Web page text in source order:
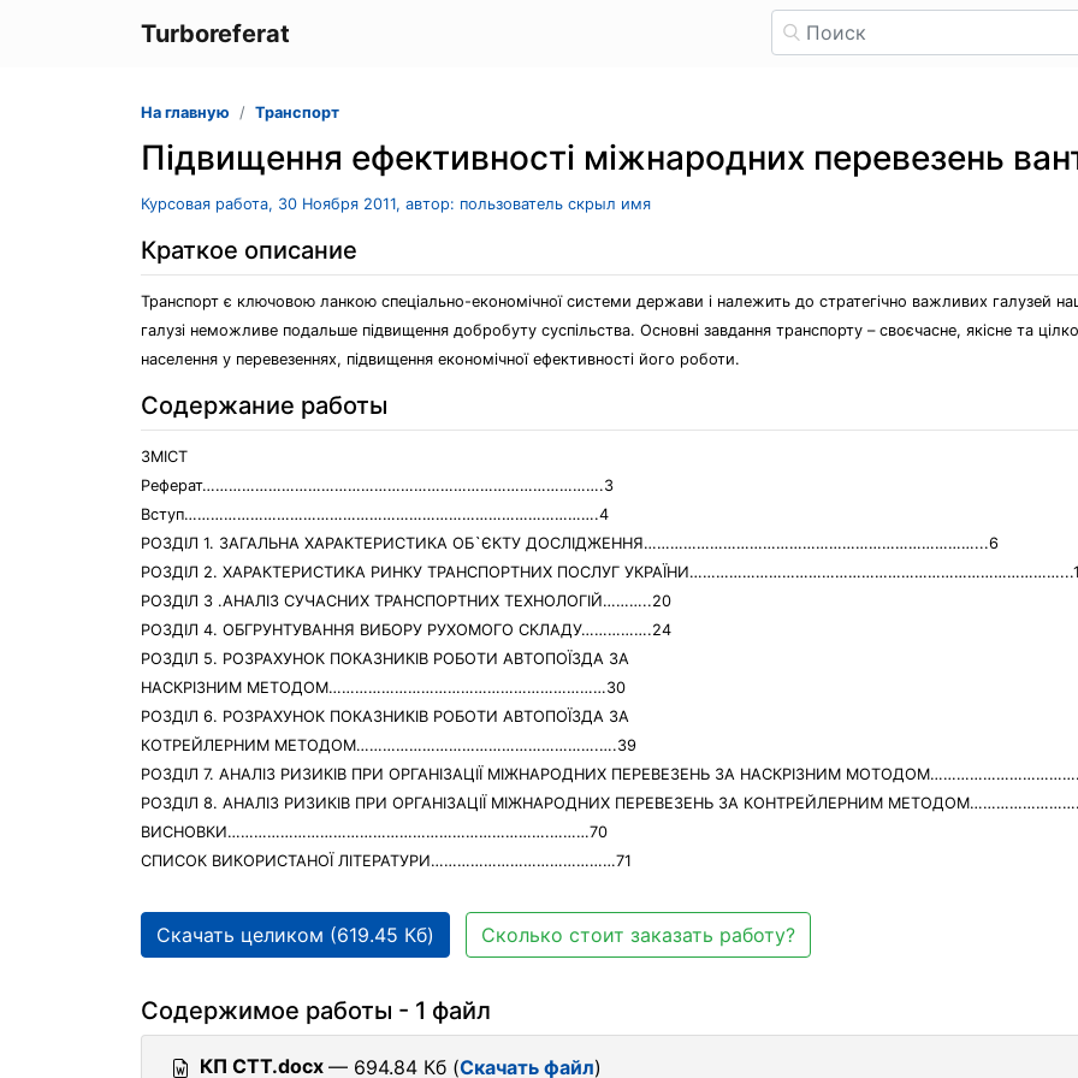
Turboreferat
На главную Транспорт
Підвищення ефективності міжнародних перевезень
Курсовая работа, 30 Ноября 2011, автор: пользователь скрыл имя
Краткое описание
Транспорт є ключовою ланкою спеціально-економічної системи держави і належить до стратегічно важливих галузей
галузі неможливе подальше підвищення добробуту суспільства. Основні завдання транспорту – своєчасне, якісне та
населення у перевезеннях, підвищення економічної ефективності його роботи.
Содержание работы
ЗМІСТ
Реферат……………………………………………………………………………….3
Вступ………………………………………………………………………………….4
РОЗДІЛ 1. ЗАГАЛЬНА ХАРАКТЕРИСТИКА ОБ`ЄКТУ ДОСЛІДЖЕННЯ…………………………………………………………………...6
РОЗДІЛ 2. ХАРАКТЕРИСТИКА РИНКУ ТРАНСПОРТНИХ ПОСЛУГ
РОЗДІЛ 3 .АНАЛІЗ СУЧАСНИХ ТРАНСПОРТНИХ ТЕХНОЛОГІЙ………..20
РОЗДІЛ 4. ОБГРУНТУВАННЯ ВИБОРУ РУХОМОГО СКЛАДУ…………….24
РОЗДІЛ 5. РОЗРАХУНОК ПОКАЗНИКІВ РОБОТИ АВТОПОЇЗДА ЗА
НАСКРІЗНИМ МЕТОДОМ………………………………………………………30
РОЗДІЛ 6. РОЗРАХУНОК ПОКАЗНИКІВ РОБОТИ АВТОПОЇЗДА ЗА
КОТРЕЙЛЕРНИМ МЕТОДОМ……………………………………………….….39
РОЗДІЛ 7. АНАЛІЗ РИЗИКІВ ПРИ ОРГАНІЗАЦІЇ МІЖНАРОДНИХ ПЕРЕВЕЗЕНЬ ЗА НАСКРІЗНИМ
РОЗДІЛ 8. АНАЛІЗ РИЗИКІВ ПРИ ОРГАНІЗАЦІЇ МІЖНАРОДНИХ ПЕРЕВЕЗЕНЬ ЗА КОНТРЕЙЛЕРНИМ
ВИСНОВКИ……………………………………………………………….………70
СПИСОК ВИКОРИСТАНОЇ ЛІТЕРАТУРИ……………………………………71
Скачать целиком (619.45 Кб) Сколько стоит заказать работу?
Содержимое работы - 1 файл
КП СТТ.docx — 694.84 Кб (Скачать файл)